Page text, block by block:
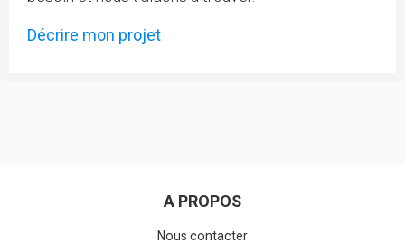
Décrire mon projet
A PROPOS
Nous contacter